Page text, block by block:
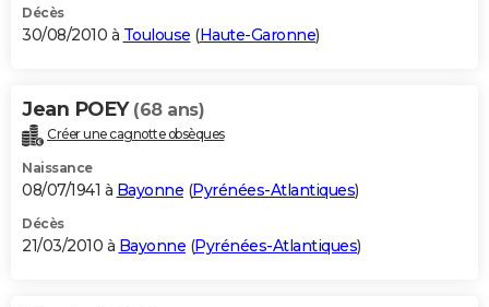
Décès
30/08/2010 à Toulouse (Haute-Garonne)
Jean POEY (68 ans)
Créer une cagnotte obsèques
Naissance
08/07/1941 à Bayonne (Pyrénées-Atlantiques)
Décès
21/03/2010 à Bayonne (Pyrénées-Atlantiques)